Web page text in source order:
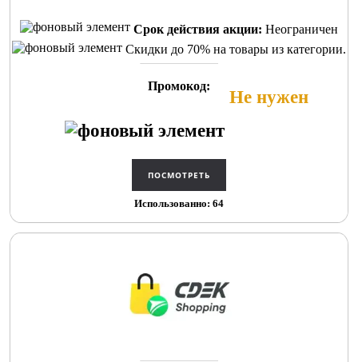
Срок действия акции: Неограничен
Скидки до 70% на товары из категории.
Промокод:
Не нужен
Использованно: 64